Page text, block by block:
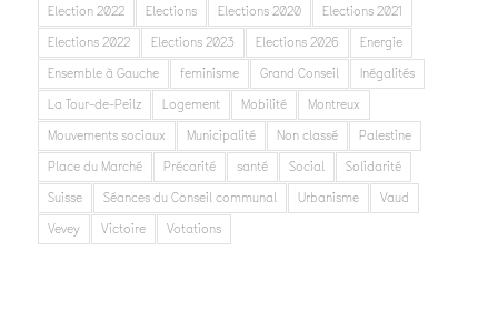
Election 2022
Elections Elections 2020
Elections 2021
Elections 2022
Elections 2023 Elections 2026
Energie
Ensemble à Gauche
feminisme Grand Conseil
Inégalités
La Tour-de-Peilz
Logement Mobilité
Montreux
Mouvements sociaux
Municipalité Non classé
Palestine
Place du Marché
Précarité santé Social
Solidarité
Suisse
Séances du Conseil communal Urbanisme
Vaud
Vevey
Victoire Votations